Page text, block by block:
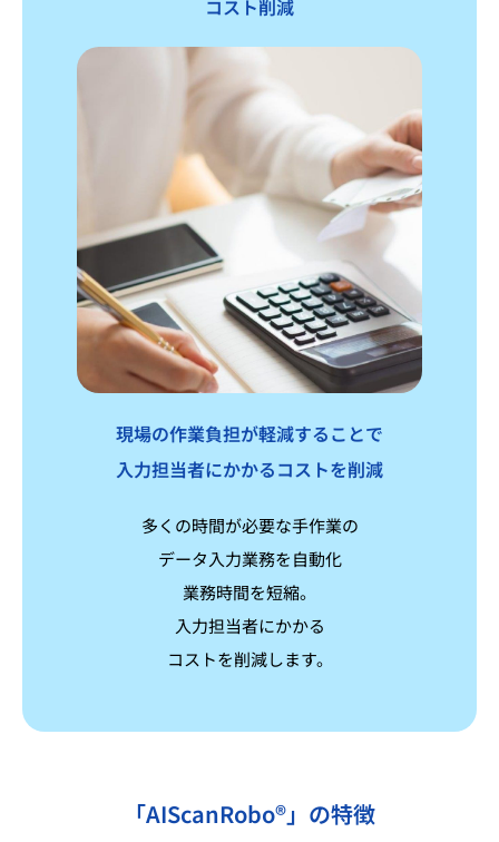
コスト削減
現場の作業負担が軽減することで
入力担当者にかかるコストを削減
多くの時間が必要な手作業の
データ入力業務を自動化
業務時間を短縮。
入力担当者にかかる
コストを削減します。
「AIScanRobo®」の特徴